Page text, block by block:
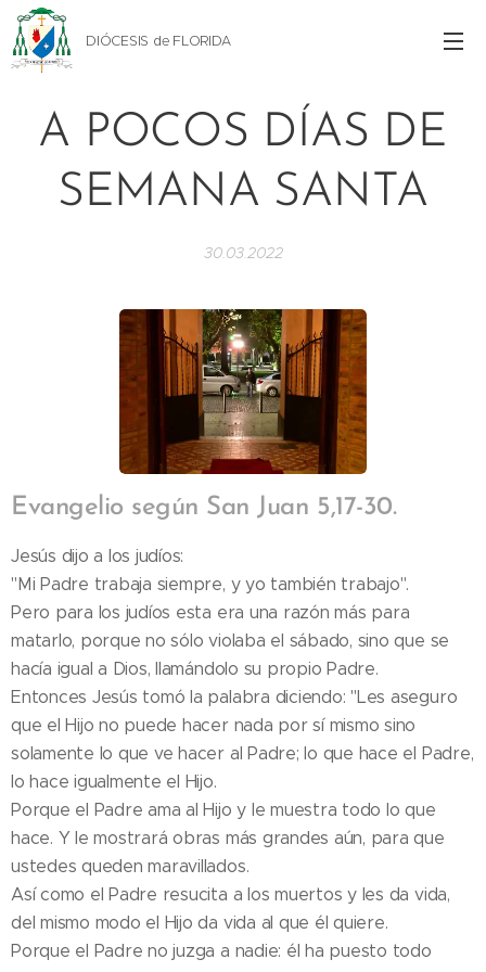
DIÓCESIS de FLORIDA
A POCOS DÍAS DE
SEMANA SANTA
30.03.2022
Evangelio según San Juan 5,17-30.
Jesús dijo a los judíos:
"Mi Padre trabaja siempre, y yo también trabajo".
Pero para los judíos esta era una razón más para
matarlo, porque no sólo violaba el sábado, sino que se
hacía igual a Dios, llamándolo su propio Padre.
Entonces Jesús tomó la palabra diciendo: "Les aseguro
que el Hijo no puede hacer nada por sí mismo sino
solamente lo que ve hacer al Padre; lo que hace el Padre,
lo hace igualmente el Hijo.
Porque el Padre ama al Hijo y le muestra todo lo que
hace. Y le mostrará obras más grandes aún, para que
ustedes queden maravillados.
Así como el Padre resucita a los muertos y les da vida,
del mismo modo el Hijo da vida al que él quiere.
Porque el Padre no juzga a nadie: él ha puesto todo